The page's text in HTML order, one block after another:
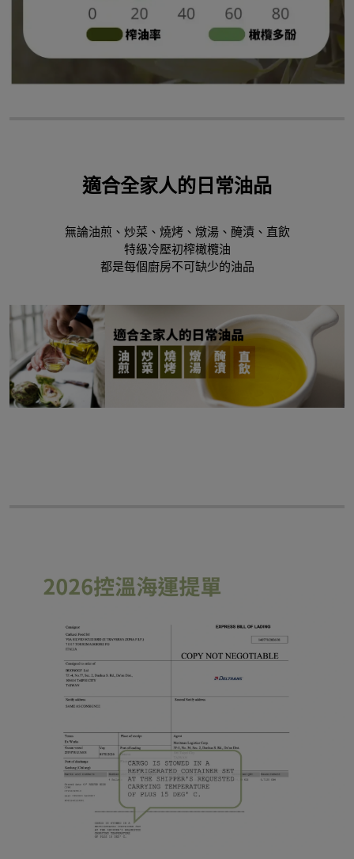
適合全家人的日常油品
無論油煎、炒菜、燒烤、燉湯、醃漬、直飲
特級冷壓初榨橄欖油
都是每個廚房不可缺少的油品